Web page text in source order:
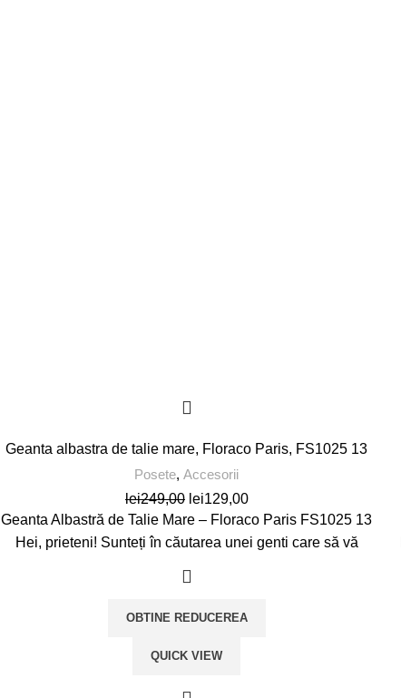
Geanta albastra de talie mare, Floraco Paris, FS1025 13
Posete,Accesorii
lei249,00 Prețul
inițial
a
fost:
lei249,00.
lei129,00Prețul
curent
este:
lei129,00.
Geanta Albastră de Talie Mare – Floraco Paris FS1025 13
Hei, prieteni! Sunteți în căutarea unei genti care să vă
OBTINE REDUCEREA
QUICK VIEW